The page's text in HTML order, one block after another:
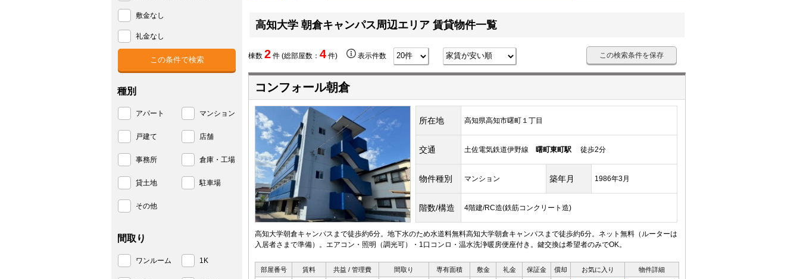
高知大学 朝倉キャンパス周辺エリア 賃貸物件一覧
棟数 2 件 (総部屋数： 4 件) 表示件数 この検索条件を保存
コンフォール朝倉
所在地 高知県高知市曙町１丁目
交通 土佐電気鉄道伊野線 曙町東町駅 徒歩2分
物件種別 マンション 築年月 1986年3月
階数/構造 4階建/RC造(鉄筋コンクリート造)
高知大学朝倉キャンパスまで徒歩約6分。地下水のため水道料無料高知大学朝倉キャンパスまで徒歩約6分。ネット無料（ルーターは
入居者さまで準備）。エアコン・照明（調光可）・1口コンロ・温水洗浄暖房便座付き。鍵交換は希望者のみでOK。
部屋番号 賃料 共益 / 管理費 間取り 専有面積 敷金 礼金 保証金 償却 お気に入り 物件詳細
敷金なし
礼金なし
種別
アパート マンション
戸建て 店舗
事務所 倉庫・工場
貸土地 駐車場
その他
間取り
ワンルーム 1K